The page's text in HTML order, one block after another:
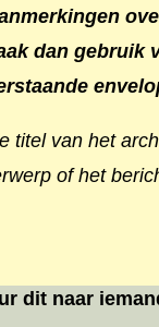
dan gebruik
titel van het
of het
dit naar